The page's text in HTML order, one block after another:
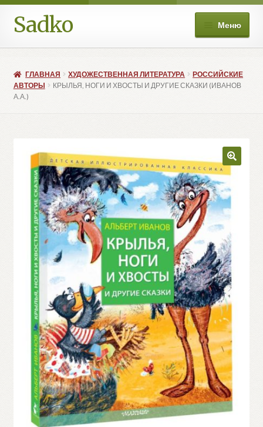
Перейти
к
навигации
Перейти
к
содержимому
Sadko Меню
Книжные подборки
Магазин
Избранное
Больше
меню
ГЛАВНАЯ ХУДОЖЕСТВЕННАЯ ЛИТЕРАТУРА
РОССИЙСКИЕ
АВТОРЫ
КРЫЛЬЯ, НОГИ И ХВОСТЫ И ДРУГИЕ СКАЗКИ (ИВАНОВ
А.А.)